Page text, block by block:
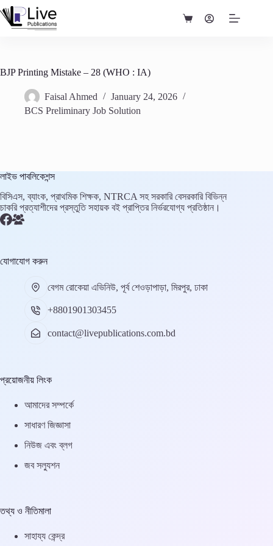
Skip
to
content
Shopping
BJP Printing Mistake – 28 (WHO : IA)
Faisal Ahmed
January 24, 2026
BCS Preliminary Job Solution
লাইভ পাবলিকেশন্স
বিসিএস, ব্যাংক, প্রাথমিক শিক্ষক, NTRCA সহ সরকারি বেসরকারি বিভিন্ন
চাকরি প্রত্যাশীদের প্রস্তুতি সহায়ক বই প্রাপ্তির নির্ভরযোগ্য প্রতিষ্ঠান।
যোগাযোগ করুন
বেগম রোকেয়া এভিনিউ, পূর্ব শেওড়াপাড়া, মিরপুর, ঢাকা
+8801901303455
contact@livepublications.com.bd
প্রয়োজনীয় লিংক
আমাদের সম্পর্কে
সাধারণ জিজ্ঞাসা
নিউজ এবং ব্লগ
জব সল্যুশন
তথ্য ও নীতিমালা
সাহায্য কেন্দ্র